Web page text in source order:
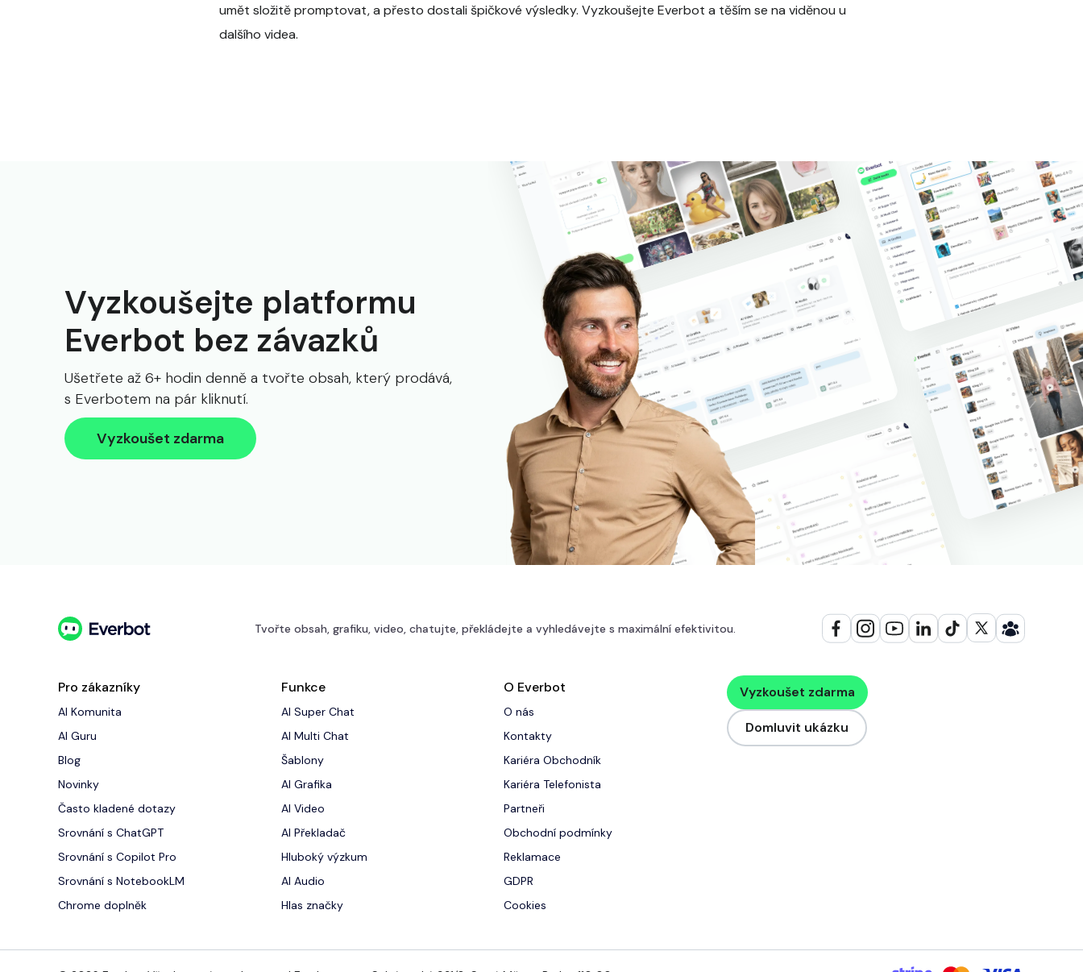
umět složitě promptovat, a přesto dostali špičkové výsledky. Vyzkoušejte Everbot a těším se na viděnou u
dalšího videa.
Vyzkoušejte platformu
Everbot bez závazků
Ušetřete až 6+ hodin denně a tvořte obsah, který prodává,
s Everbotem na pár kliknutí.
Vyzkoušet zdarma
Tvořte obsah, grafiku, video, chatujte, překládejte a vyhledávejte s maximální efektivitou.
Pro zákazníky
AI Komunita
AI Guru
Blog
Novinky
‍Často kladené dotazy
Srovnání s ChatGPT
Srovnání s Copilot Pro
Srovnání s NotebookLM
Chrome doplněk
Funkce
AI Super Chat
AI Multi Chat
Šablony
AI Grafika
AI Video
AI Překladač
Hluboký výzkum
AI Audio
Hlas značky
O Everbot
O nás
Kontakty
Kariéra Obchodník
Kariéra Telefonista
Partneři
Obchodní podmínky
Reklamace
GDPR
Cookies
Vyzkoušet zdarma
Domluvit ukázku